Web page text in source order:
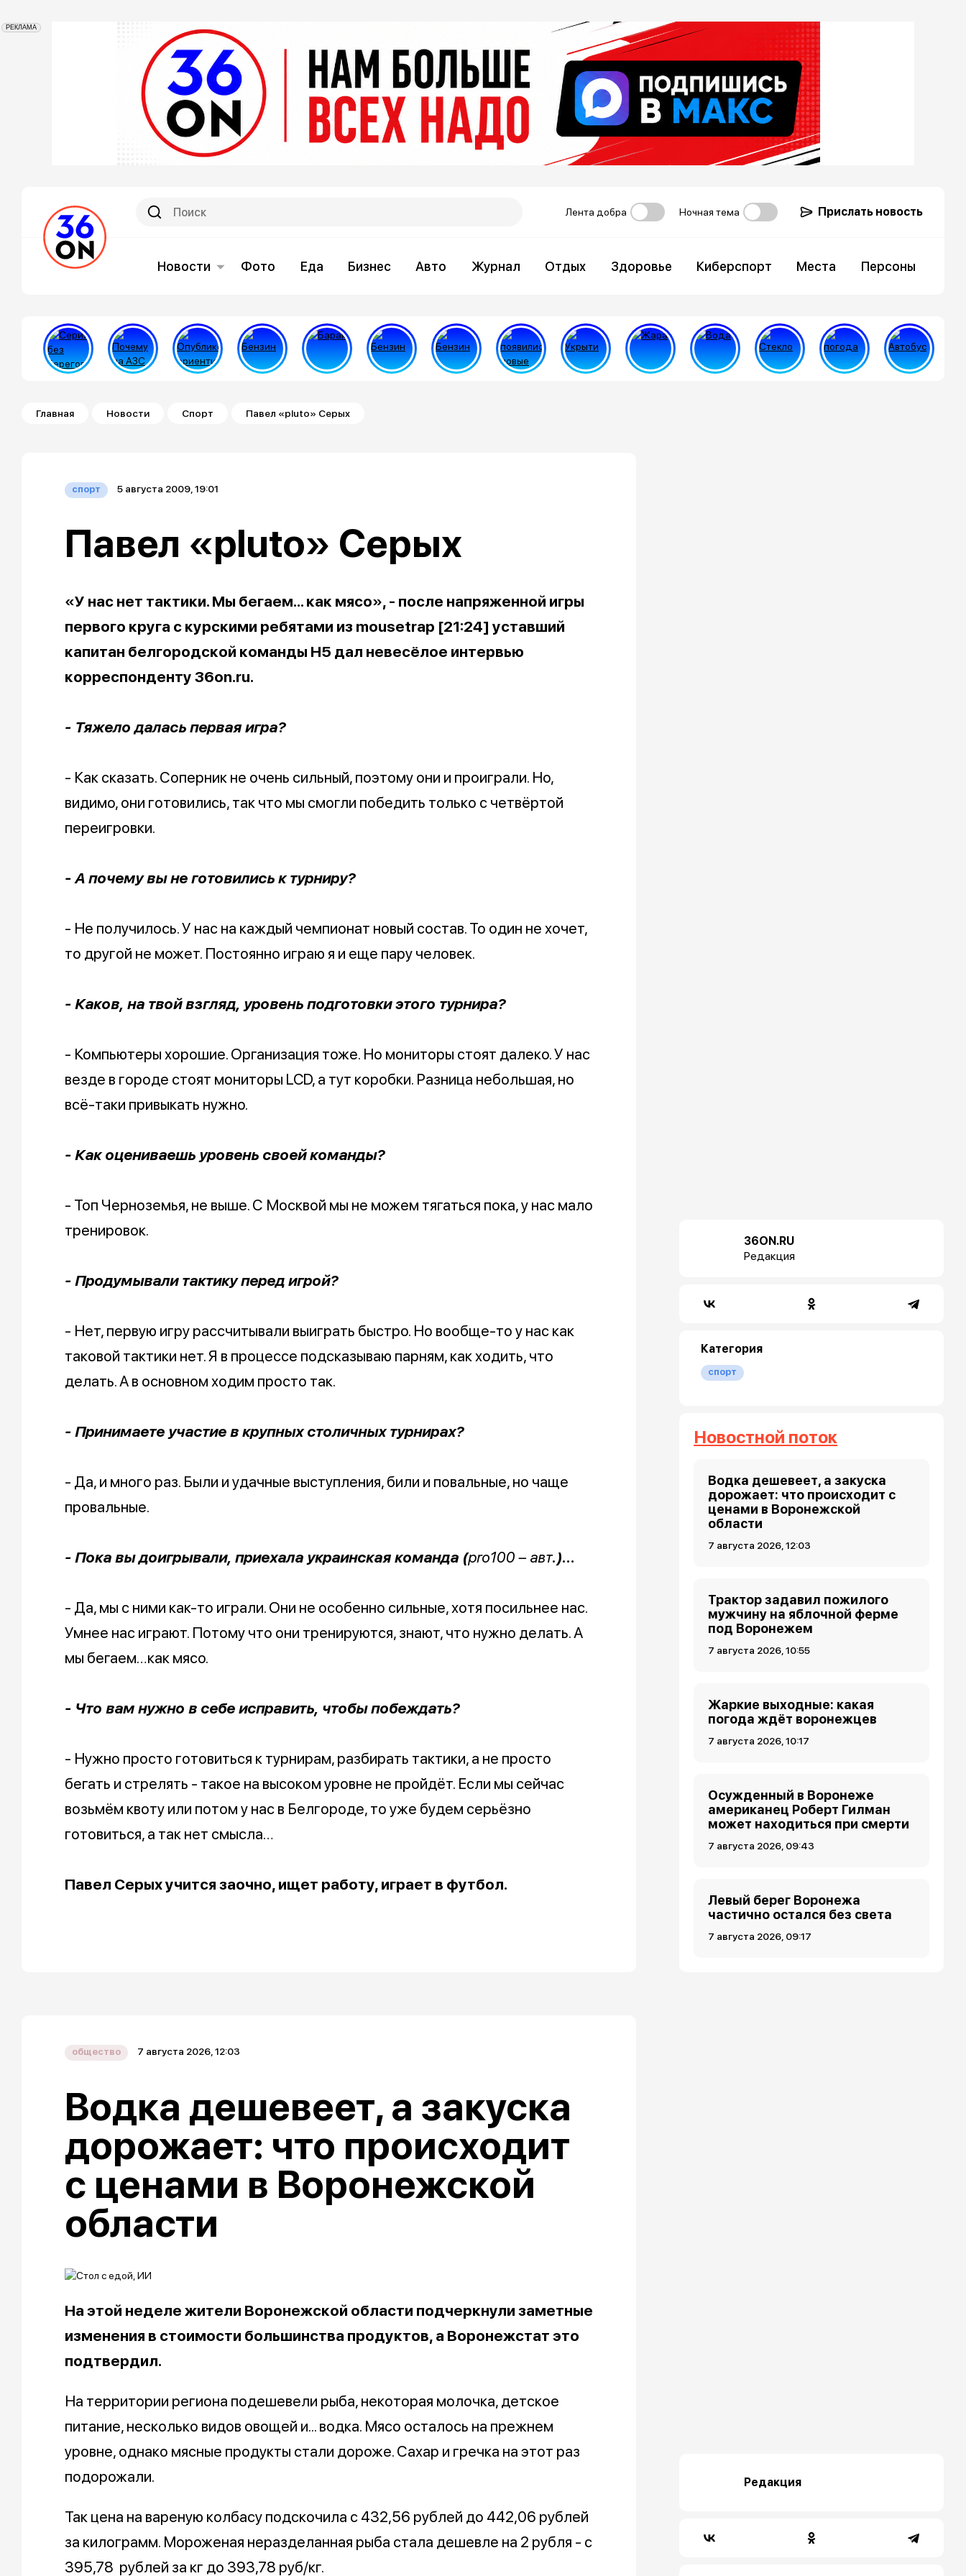
РЕКЛАМА
Лента добра Ночная тема Прислать новость
Новости Фото Еда Бизнес Авто Журнал Отдых Здоровье Киберспорт Места Персоны
Строка навигации
Главная Новости Спорт Павел «pluto» Серых
спорт 5 августа 2009, 19:01
Павел «pluto» Серых
«У нас нет тактики. Мы бегаем... как мясо», - после напряженной игры
первого круга с курскими ребятами из mousetrap [21:24] уставший
капитан белгородской команды H5 дал невесёлое интервью
корреспонденту 36on.ru.
- Тяжело далась первая игра?
- Как сказать. Соперник не очень сильный, поэтому они и проиграли. Но,
видимо, они готовились, так что мы смогли победить только с четвёртой
переигровки.
- А почему вы не готовились к турниру?
- Не получилось. У нас на каждый чемпионат новый состав. То один не хочет,
то другой не может. Постоянно играю я и еще пару человек.
- Каков, на твой взгляд, уровень подготовки этого турнира?
- Компьютеры хорошие. Организация тоже. Но мониторы стоят далеко. У нас
везде в городе стоят мониторы LCD, а тут коробки. Разница небольшая, но
всё-таки привыкать нужно.
- Как оцениваешь уровень своей команды?
- Топ Черноземья, не выше. С Москвой мы не можем тягаться пока, у нас мало
тренировок.
- Продумывали тактику перед игрой?
- Нет, первую игру рассчитывали выиграть быстро. Но вообще-то у нас как
таковой тактики нет. Я в процессе подсказываю парням, как ходить, что
делать. А в основном ходим просто так.
- Принимаете участие в крупных столичных турнирах?
- Да, и много раз. Были и удачные выступления, били и повальные, но чаще
провальные.
- Пока вы доигрывали, приехала украинская команда (pro100 – авт.)…
- Да, мы с ними как-то играли. Они не особенно сильные, хотя посильнее нас.
Умнее нас играют. Потому что они тренируются, знают, что нужно делать. А
мы бегаем…как мясо.
- Что вам нужно в себе исправить, чтобы побеждать?
- Нужно просто готовиться к турнирам, разбирать тактики, а не просто
бегать и стрелять - такое на высоком уровне не пройдёт. Если мы сейчас
возьмём квоту или потом у нас в Белгороде, то уже будем серьёзно
готовиться, а так нет смысла…
Павел Серых учится заочно, ищет работу, играет в футбол.
36ON.RU
Редакция
Категория
спорт
Новостной поток
Водка дешевеет, а закуска
дорожает: что происходит с
ценами в Воронежской
области
7 августа 2026, 12:03
Трактор задавил пожилого
мужчину на яблочной ферме
под Воронежем
7 августа 2026, 10:55
Жаркие выходные: какая
погода ждёт воронежцев
7 августа 2026, 10:17
Осужденный в Воронеже
американец Роберт Гилман
может находиться при смерти
7 августа 2026, 09:43
Левый берег Воронежа
частично остался без света
7 августа 2026, 09:17
общество 7 августа 2026, 12:03
Водка дешевеет, а закуска
дорожает: что происходит
с ценами в Воронежской
области
На этой неделе жители Воронежской области подчеркнули заметные
изменения в стоимости большинства продуктов, а Воронежстат это
подтвердил.
На территории региона подешевели рыба, некоторая молочка, детское
питание, несколько видов овощей и... водка. Мясо осталось на прежнем
уровне, однако мясные продукты стали дороже. Сахар и гречка на этот раз
подорожали.
Так цена на вареную колбасу подскочила с 432,56 рублей до 442,06 рублей
за килограмм. Мороженая неразделанная рыба стала дешевле на 2 рубля - с
395,78 рублей за кг до 393,78 руб/кг.
Редакция